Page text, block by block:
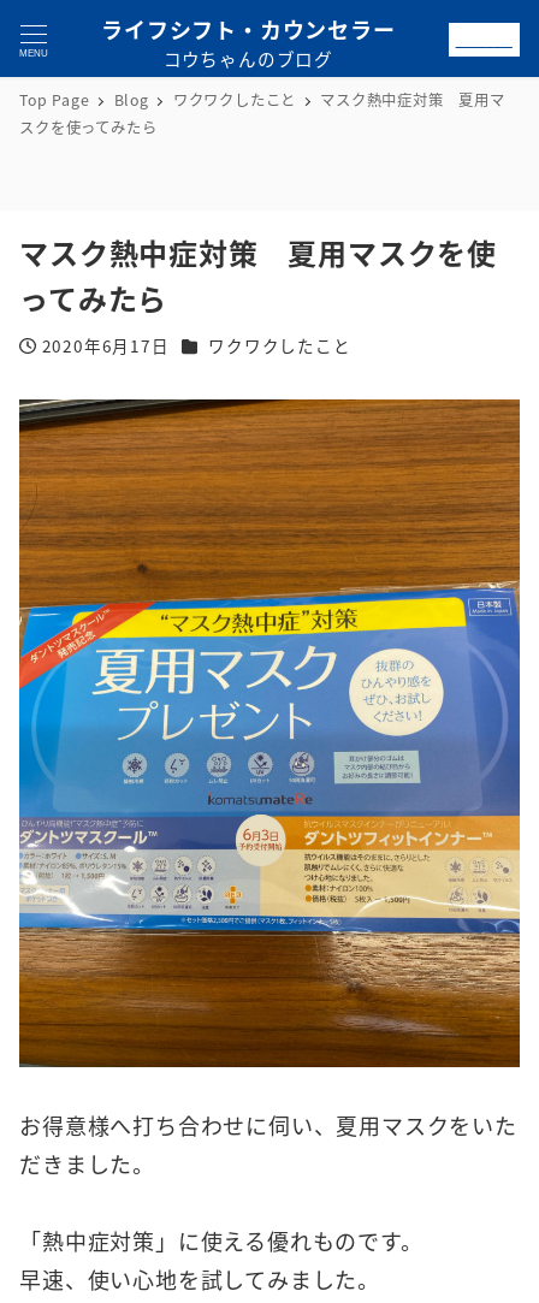
MENU
ライフシフト・カウンセラー
コウちゃんのブログ
Top Page Blog ワクワクしたこと
マスク熱中症対策 夏用マ
スクを使ってみたら
マスク熱中症対策 夏用マスクを使
ってみたら
投稿日
2020年6月17日 カテゴリー
ワクワクしたこと
お得意様へ打ち合わせに伺い、夏用マスクをいた
だきました。
「熱中症対策」に使える優れものです。
早速、使い心地を試してみました。